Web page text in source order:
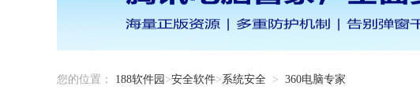
您的位置： 188软件园 >安全软件>系统安全 > 360电脑专家